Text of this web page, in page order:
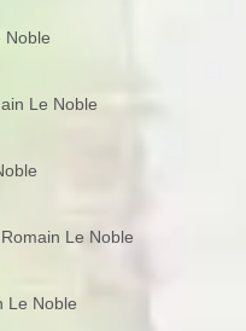
Noble
Le Noble
Le Noble
Le Noble